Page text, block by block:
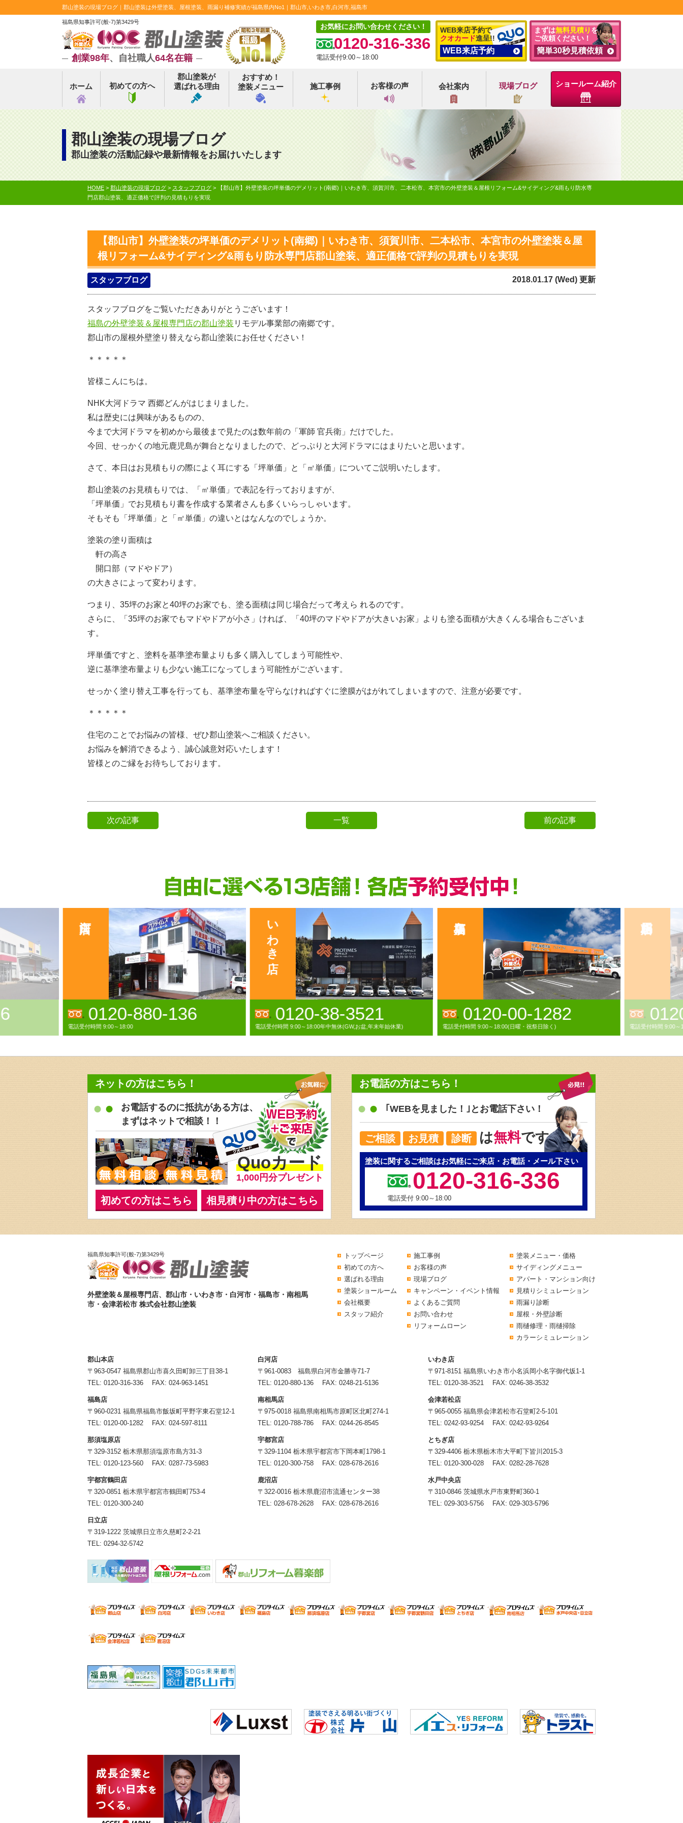
郡山塗装の現場ブログ｜郡山塗装は外壁塗装、屋根塗装、雨漏り補修実績が福島県内No1｜郡山市,いわき市,白河市,福島市
福島県知事許可(般-7)第3429号
創業98年、自社職人64名在籍
お気軽にお問い合わせください！
0120-316-336
電話受付9:00～18:00
WEB来店予約で
クオカード進呈!!
WEB来店予約
まずは無料見積り を
ご依頼ください！
簡単30秒見積依頼
ホーム 初めての方へ
郡山塗装が
選ばれる理由
おすすめ！
塗装メニュー
施工事例 お客様の声 会社案内 現場ブログ ショールーム紹介
郡山塗装の現場ブログ
郡山塗装の活動記録や最新情報をお届けいたします
HOME > 郡山塗装の現場ブログ > スタッフブログ >
【郡山市】外壁塗装の坪単価のデメリット(南郷)｜いわき市、須賀川市、二本松市、本宮市の外壁塗装＆屋根リフォーム&サイディング&雨もり防水専
門店郡山塗装、適正価格で評判の見積もりを実現
【郡山市】外壁塗装の坪単価のデメリット(南郷)｜いわき市、須賀川市、二本松市、本宮市の外壁塗装＆屋
根リフォーム&サイディング&雨もり防水専門店郡山塗装、適正価格で評判の見積もりを実現
スタッフブログ 2018.01.17 (Wed) 更新
スタッフブログをご覧いただきありがとうございます！
福島の外壁塗装＆屋根専門店の郡山塗装 リモデル事業部の南郷です。
郡山市の屋根外壁塗り替えなら郡山塗装にお任せください！
＊＊＊＊＊
皆様こんにちは。
NHK大河ドラマ 西郷どんがはじまりました。
私は歴史には興味があるものの、
今まで大河ドラマを初めから最後まで見たのは数年前の「軍師 官兵衛」だけでした。
今回、せっかくの地元鹿児島が舞台となりましたので、どっぷりと大河ドラマにはまりたいと思います。
さて、本日はお見積もりの際によく耳にする「坪単価」と「㎡単価」についてご説明いたします。
郡山塗装のお見積もりでは、「㎡単価」で表記を行っておりますが、
「坪単価」でお見積もり書を作成する業者さんも多くいらっしゃいます。
そもそも「坪単価」と「㎡単価」の違いとはなんなのでしょうか。
塗装の塗り面積は
軒の高さ
開口部（マドやドア）
の大きさによって変わります。
つまり、35坪のお家と40坪のお家でも、塗る面積は同じ場合だって考えら れるのです。
さらに、「35坪のお家でもマドやドアが小さ」ければ、「40坪のマドやドアが大きいお家」よりも塗る面積が大きくんる場合もございま
す。
坪単価ですと、塗料を基準塗布量よりも多く購入してしまう可能性や、
逆に基準塗布量よりも少ない施工になってしまう可能性がございます。
せっかく塗り替え工事を行っても、基準塗布量を守らなければすぐに塗膜がはがれてしまいますので、注意が必要です。
＊＊＊＊＊
住宅のことでお悩みの皆様、ぜひ郡山塗装へご相談ください。
お悩みを解消できるよう、誠心誠意対応いたします！
皆様とのご縁をお待ちしております。
次の記事 一覧 前の記事
いわき店
0120-38-3521
電話受付時間 9:00～18:00年中無休(GW,お盆,年末年始休業)
0120-00-1282
電話受付時間 9:00～18:00(日曜・祝祭日除く)
0120-788-786
電話受付時間 9:00～18:00年中無休(GW,お盆,年末年始休業) 電話受付時間 9:00
ネットの方はこちら！
お電話するのに抵抗がある方は、
まずはネットで相談！！
Quoカード
1,000円分プレゼント
初めての方はこちら 相見積り中の方はこちら
お電話の方はこちら！
｢WEBを見ました！｣と お電話下さい！
ご相談 お見積 診断 は無料です
塗装に関するご相談はお気軽にご来店・お電話・メール下さい
0120-316-336
電話受付 9:00～18:00
福島県知事許可(般-7)第3429号
外壁塗装＆屋根専門店、郡山市・いわき市・白河市・福島市・南相馬
市・会津若松市 株式会社郡山塗装
トップページ
初めての方へ
選ばれる理由
塗装ショールーム
会社概要
スタッフ紹介
施工事例
お客様の声
現場ブログ
キャンペーン・イベント情報
よくあるご質問
お問い合わせ
リフォームローン
塗装メニュー・価格
サイディングメニュー
アパート・マンション向け
見積りシミュレーション
雨漏り診断
屋根・外壁診断
雨樋修理・雨樋掃除
カラーシミュレーション
郡山本店
〒963-0547 福島県郡山市喜久田町卸三丁目38-1
TEL: 0120-316-336 FAX: 024-963-1451
白河店
〒961-0083 福島県白河市金勝寺71-7
TEL: 0120-880-136 FAX: 0248-21-5136
いわき店
〒971-8151 福島県いわき市小名浜岡小名字御代坂1-1
TEL: 0120-38-3521 FAX: 0246-38-3532
福島店
〒960-0231 福島県福島市飯坂町平野字東石堂12-1
TEL: 0120-00-1282 FAX: 024-597-8111
南相馬店
〒975-0018 福島県南相馬市原町区北町274-1
TEL: 0120-788-786 FAX: 0244-26-8545
会津若松店
〒965-0055 福島県会津若松市石堂町2-5-101
TEL: 0242-93-9254 FAX: 0242-93-9264
那須塩原店
〒329-3152 栃木県那須塩原市島方31-3
TEL: 0120-123-560 FAX: 0287-73-5983
宇都宮店
〒329-1104 栃木県宇都宮市下岡本町1798-1
TEL: 0120-300-758 FAX: 028-678-2616
とちぎ店
〒329-4406 栃木県栃木市大平町下皆川2015-3
TEL: 0120-300-028 FAX: 0282-28-7628
宇都宮鶴田店
〒320-0851 栃木県宇都宮市鶴田町753-4
TEL: 0120-300-240
鹿沼店
〒322-0016 栃木県鹿沼市流通センター38
TEL: 028-678-2628 FAX: 028-678-2616
水戸中央店
〒310-0846 茨城県水戸市東野町360-1
TEL: 029-303-5756 FAX: 029-303-5796
日立店
〒319-1222 茨城県日立市久慈町2-2-21
TEL: 0294-32-5742